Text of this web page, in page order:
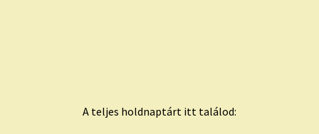
A teljes holdnaptárt itt találod: